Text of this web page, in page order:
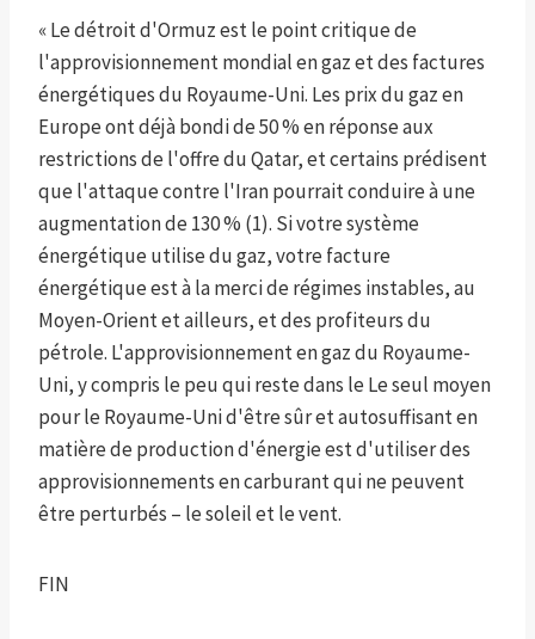
« Le détroit d'Ormuz est le point critique de
l'approvisionnement mondial en gaz et des factures
énergétiques du Royaume-Uni. Les prix du gaz en
Europe ont déjà bondi de 50 % en réponse aux
restrictions de l'offre du Qatar, et certains prédisent
que l'attaque contre l'Iran pourrait conduire à une
augmentation de 130 % (1). Si votre système
énergétique utilise du gaz, votre facture
énergétique est à la merci de régimes instables, au
Moyen-Orient et ailleurs, et des profiteurs du
pétrole. L'approvisionnement en gaz du Royaume-
Uni, y compris le peu qui reste dans le Le seul moyen
pour le Royaume-Uni d'être sûr et autosuffisant en
matière de production d'énergie est d'utiliser des
approvisionnements en carburant qui ne peuvent
être perturbés – le soleil et le vent.
FIN